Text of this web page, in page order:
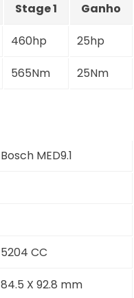
Stage 1 Ganho
460hp 25hp
565Nm 25Nm
Bosch MED9.1
5204 CC
84.5 X 92.8 mm